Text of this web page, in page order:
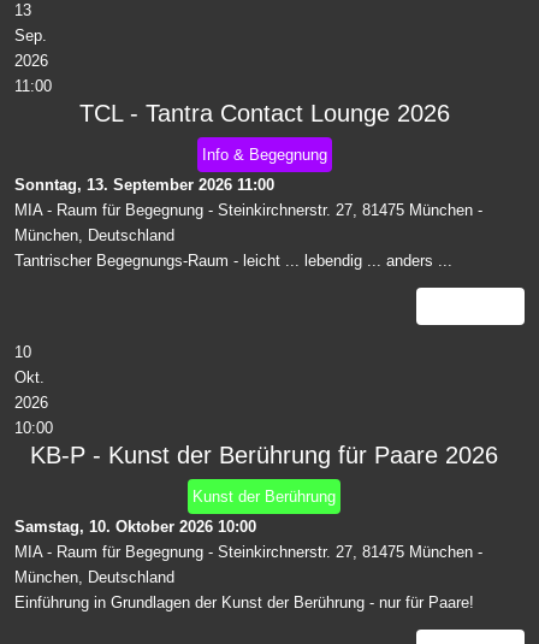
13
Sep.
2026
11:00
TCL - Tantra Contact Lounge 2026
Info & Begegnung
Sonntag, 13. September 2026 11:00
MIA - Raum für Begegnung - Steinkirchnerstr. 27, 81475 München -
München, Deutschland
Tantrischer Begegnungs-Raum - leicht ... lebendig ... anders ...
10
Okt.
2026
10:00
KB-P - Kunst der Berührung für Paare 2026
Kunst der Berührung
Samstag, 10. Oktober 2026 10:00
MIA - Raum für Begegnung - Steinkirchnerstr. 27, 81475 München -
München, Deutschland
Einführung in Grundlagen der Kunst der Berührung - nur für Paare!